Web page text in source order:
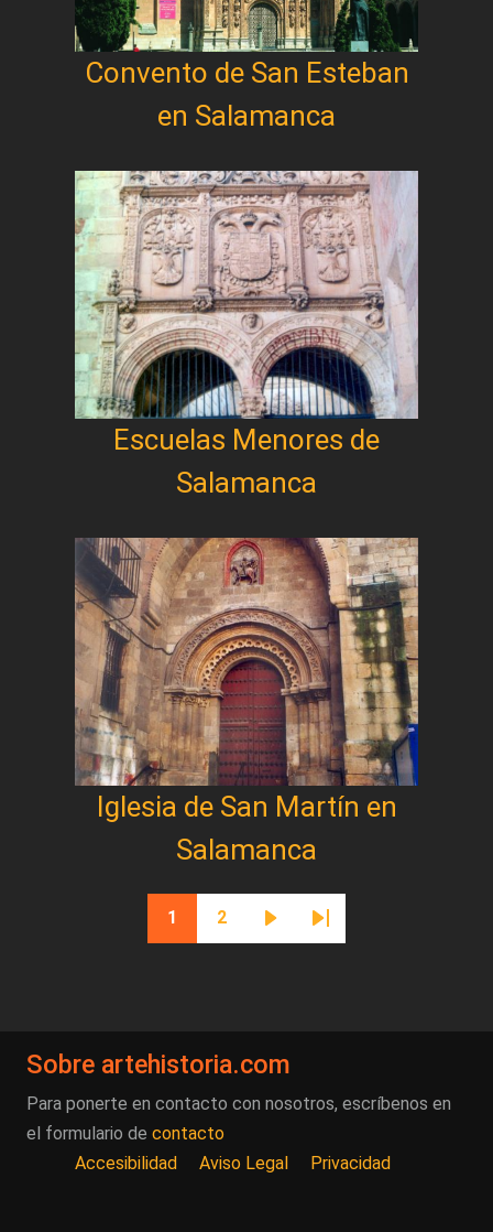
Convento de San Esteban
en Salamanca
Escuelas Menores de
Salamanca
Iglesia de San Martín en
Salamanca
Página actual
1
Página
2
Siguiente página
Última página
Sobre artehistoria.com
Para ponerte en contacto con nosotros, escríbenos en
el formulario de contacto
Accesibilidad
Aviso Legal Privacidad